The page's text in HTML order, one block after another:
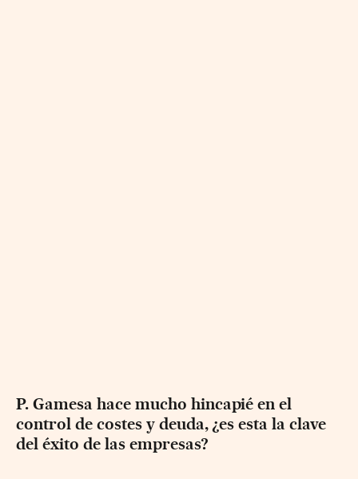
P. Gamesa hace mucho hincapié en el
control de costes y deuda, ¿es esta la clave
del éxito de las empresas?